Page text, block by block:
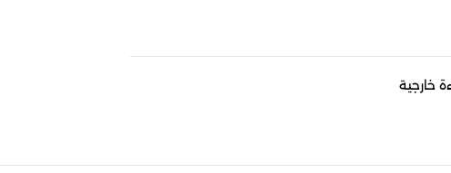
خارجية